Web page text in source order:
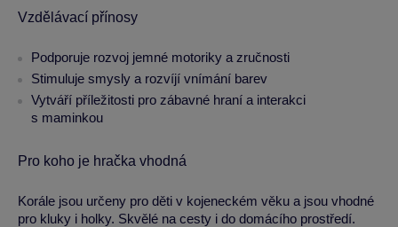
Vzdělávací přínosy
Podporuje rozvoj jemné motoriky a zručnosti
Stimuluje smysly a rozvíjí vnímání barev
Vytváří příležitosti pro zábavné hraní a interakci
s maminkou
Pro koho je hračka vhodná
Korále jsou určeny pro děti v kojeneckém věku a jsou vhodné
pro kluky i holky. Skvělé na cesty i do domácího prostředí.